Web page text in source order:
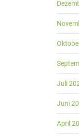
Juli
Juni
April